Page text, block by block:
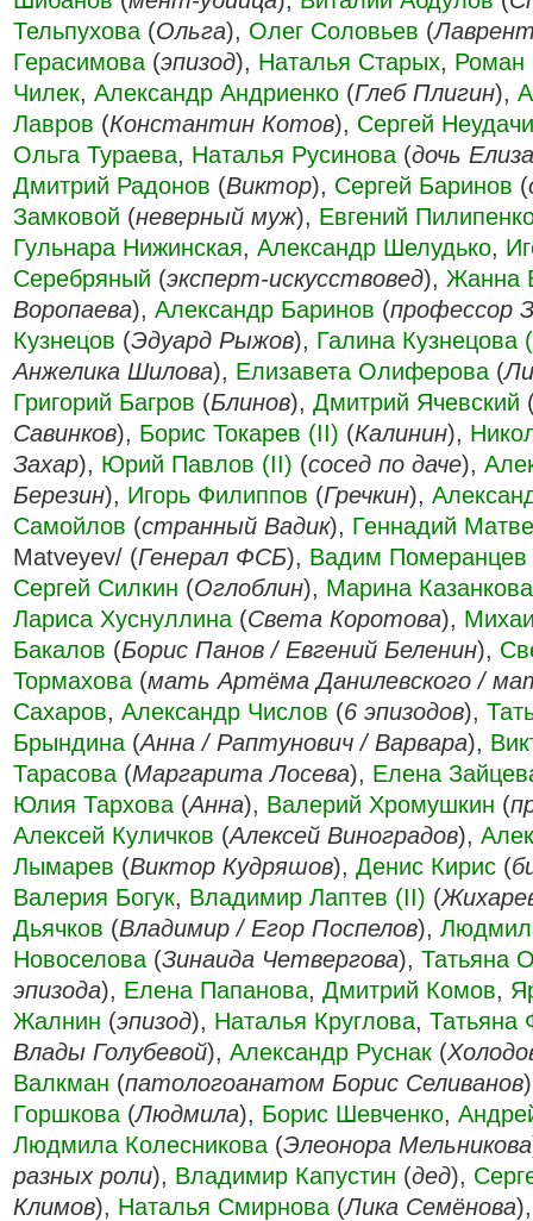
Тельпухова (Ольга), Олег Соловьев (
Герасимова (эпизод), Наталья Старых, Роман
Чилек, Александр Андриенко (Глеб Плигин),
Лавров (Константин Котов), Сергей
Ольга Тураева, Наталья Русинова (дочь
Дмитрий Радонов (Виктор), Сергей Баринов (
Замковой (неверный муж), Евгений
Гульнара Нижинская, Александр Шелудько,
Серебряный (эксперт-искусствовед), Жанна
Воропаева), Александр Баринов (профессор
Кузнецов (Эдуард Рыжов), Галина Кузнецова
Анжелика Шилова), Елизавета Олиферова (
Григорий Багров (Блинов), Дмитрий Ячевский
Савинков), Борис Токарев (II) (Калинин),
Захар), Юрий Павлов (II) (сосед по даче),
Березин), Игорь Филиппов (Гречкин),
Самойлов (странный Вадик), Геннадий
Matveyev/ (Генерал ФСБ), Вадим Померанцев
Сергей Силкин (Оглоблин), Марина Казанкова
Лариса Хуснуллина (Света Коротова),
Бакалов (Борис Панов / Евгений Беленин),
Тормахова (мать Артёма Данилевского /
Сахаров, Александр Числов (6 эпизодов),
Брындина (Анна / Раптунович / Варвара),
Тарасова (Маргарита Лосева), Елена
Юлия Тархова (Анна), Валерий Хромушкин (
Алексей Куличков (Алексей Виноградов),
Лымарев (Виктор Кудряшов), Денис Кирис (
Валерия Богук, Владимир Лаптев (II) (
Дьячков (Владимир / Егор Поспелов),
Новоселова (Зинаида Четвергова), Татьяна
эпизода), Елена Папанова, Дмитрий Комов,
Жалнин (эпизод), Наталья Круглова, Татьяна
Влады Голубевой), Александр Руснак (
Валкман (патологоанатом Борис Селиванов
Горшкова (Людмила), Борис Шевченко,
Людмила Колесникова (Элеонора Мельникова
разных роли), Владимир Капустин (дед),
Климов), Наталья Смирнова (Лика Семёнова